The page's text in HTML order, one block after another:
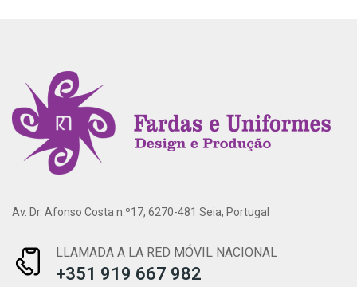
Av. Dr. Afonso Costa n.º17, 6270-481 Seia, Portugal
LLAMADA A LA RED MÓVIL NACIONAL
+351 919 667 982